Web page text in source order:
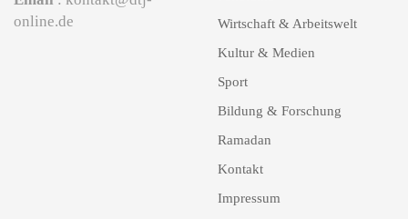
online.de
Wirtschaft & Arbeitswelt
Kultur & Medien
Sport
Bildung & Forschung
Ramadan
Kontakt
Impressum